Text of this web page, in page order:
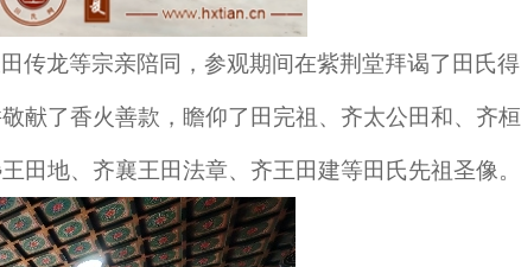
传龙等宗亲陪同 ，参观期间在紫荆堂拜谒了田氏得
献了香火善款， 瞻仰了田完祖、齐太公田和、齐桓
田地、齐襄王田法章、齐王田建等田氏先祖圣像。